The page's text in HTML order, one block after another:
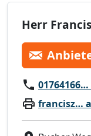
Herr
francisz…